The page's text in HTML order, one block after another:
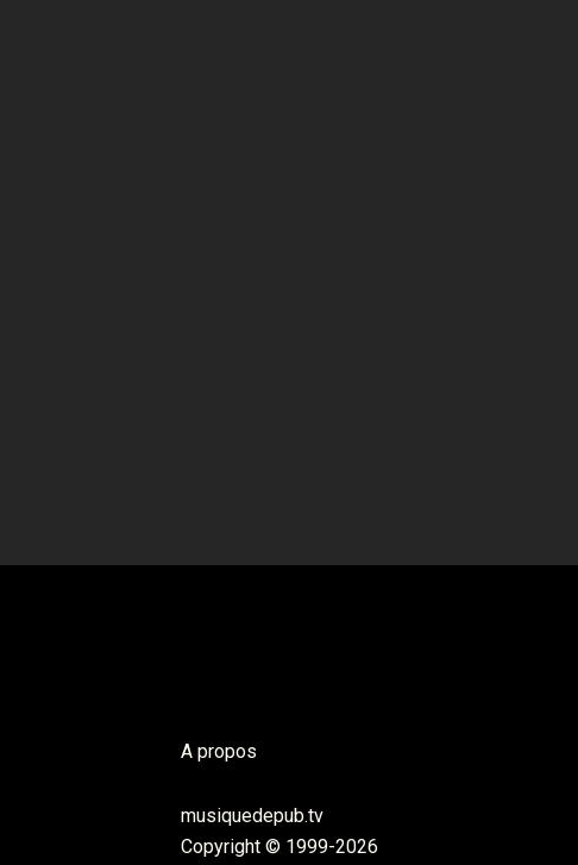
A propos
musiquedepub.tv
Copyright © 1999-2026